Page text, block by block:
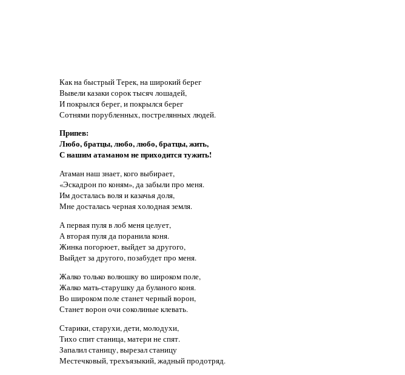
Как на быстрый Терек, на широкий берег
Вывели казаки сорок тысяч лошадей,
И покрылся берег, и покрылся берег
Сотнями порубленных, пострелянных людей.
Припев:
Любо, братцы, любо, любо, братцы, жить,
С нашим атаманом не приходится тужить!
Атаман наш знает, кого выбирает,
«Эскадрон по коням», да забыли про меня.
Им досталась воля и казачья доля,
Мне досталась черная холодная земля.
А первая пуля в лоб меня целует,
А вторая пуля да поранила коня.
Жинка погорюет, выйдет за другого,
Выйдет за другого, позабудет про меня.
Жалко только волюшку во широком поле,
Жалко мать-старушку да буланого коня.
Во широком поле станет черный ворон,
Станет ворон очи соколиные клевать.
Старики, старухи, дети, молодухи,
Тихо спит станица, матери не спят.
Запалил станицу, вырезал станицу
Местечковый, трехъязыкий, жадный продотряд.